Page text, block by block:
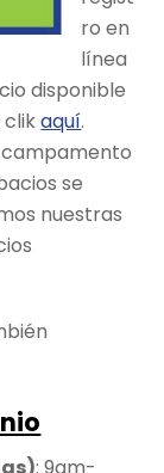
ro en
línea
disponible
clikaquí.
campamento
se
nuestras